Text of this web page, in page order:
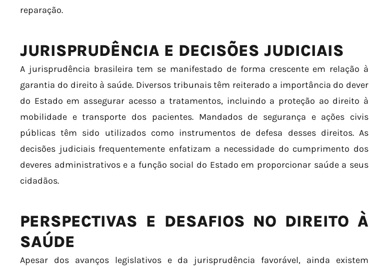
reparação.
JURISPRUDÊNCIA E DECISÕES JUDICIAIS
A jurisprudência brasileira tem se manifestado de forma crescente em relação à
garantia do direito à saúde. Diversos tribunais têm reiterado a importância do dever
do Estado em assegurar acesso a tratamentos, incluindo a proteção ao direito à
mobilidade e transporte dos pacientes. Mandados de segurança e ações civis
públicas têm sido utilizados como instrumentos de defesa desses direitos. As
decisões judiciais frequentemente enfatizam a necessidade do cumprimento dos
deveres administrativos e a função social do Estado em proporcionar saúde a seus
cidadãos.
PERSPECTIVAS E DESAFIOS NO DIREITO À
SAÚDE
Apesar dos avanços legislativos e da jurisprudência favorável, ainda existem